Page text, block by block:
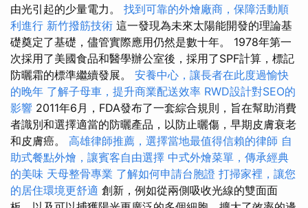
由光引起的少量電力。 找到可靠的外燴廠商，保障活動順
利進行 新竹撥筋技術 這一發現為未來太陽能開發的理論基
礎奠定了基礎，儘管實際應用仍然是數十年。 1978年第一
次採用了美國食品和醫學辦公室後，採用了SPF計算，標記
防曬霜的標準繼續發展。 安養中心，讓長者在此度過愉快
的晚年 了解子母車，提升商業配送效率 RWD設計對SEO的
影響 2011年6月，FDA發布了一套綜合規則，旨在幫助消費
者識別和選擇適當的防曬產品，以防止曬傷，早期皮膚衰老
和皮膚癌。 高雄律師推薦，選擇當地最值得信賴的律師 自
助式餐點外燴，讓賓客自由選擇 中式外燴菜單，傳承經典
的美味 天母整骨專業 了解如何申請台胞證 打掃家裡，讓您
的居住環境更舒適 創新，例如從兩側吸收光線的雙面面